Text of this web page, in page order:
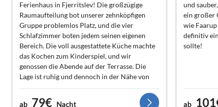
Ferienhaus in Fjerritslev! Die großzügige
Raumaufteilung bot unserer zehnköpfigen
Gruppe problemlos Platz, und die vier
Schlafzimmer boten jedem seinen eigenen
Bereich. Die voll ausgestattete Küche machte
das Kochen zum Kinderspiel, und wir
genossen die Abende auf der Terrasse. Die
Lage ist ruhig und dennoch in der Nähe von
Attraktionen wie dem Faarup Sommerland
und dem wunderschönen Tranum Strand –
ab 79€ Nacht
und
ein großer
wie
definitiv
sollte!
ab